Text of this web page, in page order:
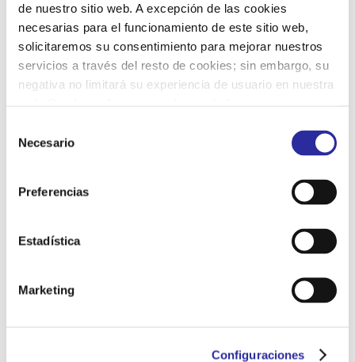
de nuestro sitio web. A excepción de las cookies
necesarias para el funcionamiento de este sitio web,
solicitaremos su consentimiento para mejorar nuestros
servicios a través del resto de cookies; sin embargo, su
negativa no limitará su experiencia de usuario en nuestra
más información, puede consultar nuestra
Política de
Necesario
Preferencias
Estadística
Marketing
Configuraciones
Nombre *
Correo electrónico
Guarda mi nombre, correo electrónico y web en este